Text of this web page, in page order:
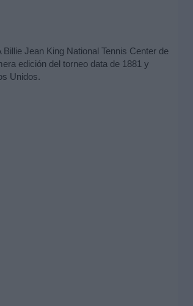
Jean King National Tennis Center de
edición del torneo data de 1881 y
Unidos.